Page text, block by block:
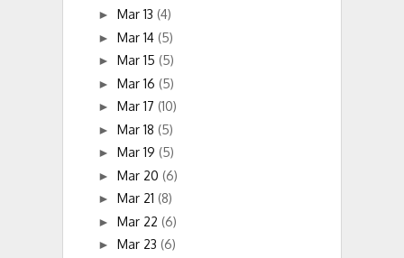
► Mar 13 (4)
► Mar 14 (5)
► Mar 15 (5)
► Mar 16 (5)
► Mar 17 (10)
► Mar 18 (5)
► Mar 19 (5)
► Mar 20 (6)
► Mar 21 (8)
► Mar 22 (6)
► Mar 23 (6)